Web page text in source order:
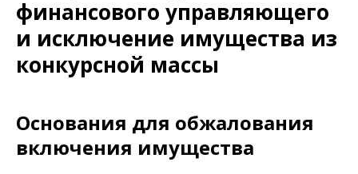
финансового управляющего
и исключение имущества из
конкурсной массы
Основания для обжалования
включения имущества